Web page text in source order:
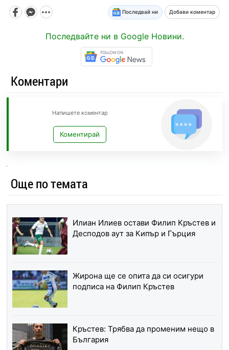
Последвай ни Добави коментар
Последвайте ни в Google Новини.
Коментари
Напишете коментар
Коментирай
Още по темата
Илиан Илиев остави Филип Кръстев и
Десподов аут за Кипър и Гърция
Жирона ще се опита да си осигури
подписа на Филип Кръстев
Кръстев: Трябва да променим нещо в
България